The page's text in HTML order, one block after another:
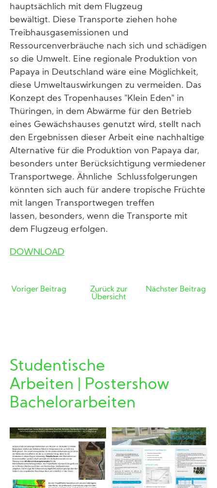
hauptsächlich mit dem Flugzeug
bewältigt. Diese Transporte ziehen hohe
Treibhausgasemissionen und
Ressourcenverbräuche nach sich und schädigen
so die Umwelt. Eine regionale Produktion von
Papaya in Deutschland wäre eine Möglichkeit,
diese Umweltauswirkungen zu vermeiden. Das
Konzept des Tropenhauses "Klein Eden" in
Thüringen, in dem Abwärme für den Betrieb
eines Gewächshauses genutzt wird, stellt nach
den Ergebnissen dieser Arbeit eine nachhaltige
Alternative für die Produktion von Papaya dar,
besonders unter Berücksichtigung vermiedener
Transportwege. Ähnliche Schlussfolgerungen
könnten sich auch für andere tropische Früchte
mit langen Transportwegen treffen
lassen, besonders, wenn die Transporte mit
dem Flugzeug erfolgen.
DOWNLOAD
Voriger Beitrag
Zurück zur
Übersicht
Nächster Beitrag
Studentische
Arbeiten | Postershow
Bachelorarbeiten